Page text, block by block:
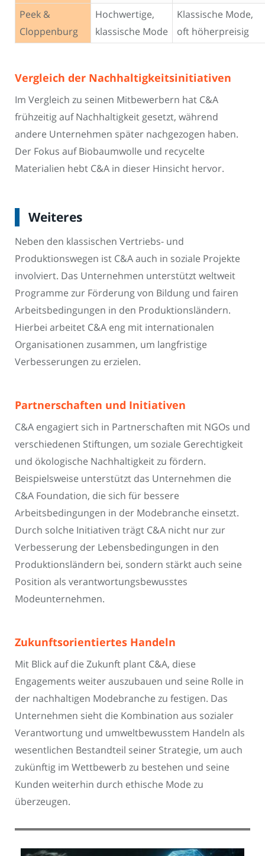
Peek &
Cloppenburg
Hochwertige,
klassische Mode
Klassische Mode,
oft höherpreisig
Vergleich der Nachhaltigkeitsinitiativen
Im Vergleich zu seinen Mitbewerbern hat C&A
frühzeitig auf Nachhaltigkeit gesetzt, während
andere Unternehmen später nachgezogen haben.
Der Fokus auf Biobaumwolle und recycelte
Materialien hebt C&A in dieser Hinsicht hervor.
Weiteres
Neben den klassischen Vertriebs- und
Produktionswegen ist C&A auch in soziale Projekte
involviert. Das Unternehmen unterstützt weltweit
Programme zur Förderung von Bildung und fairen
Arbeitsbedingungen in den Produktionsländern.
Hierbei arbeitet C&A eng mit internationalen
Organisationen zusammen, um langfristige
Verbesserungen zu erzielen.
Partnerschaften und Initiativen
C&A engagiert sich in Partnerschaften mit NGOs und
verschiedenen Stiftungen, um soziale Gerechtigkeit
und ökologische Nachhaltigkeit zu fördern.
Beispielsweise unterstützt das Unternehmen die
C&A Foundation, die sich für bessere
Arbeitsbedingungen in der Modebranche einsetzt.
Durch solche Initiativen trägt C&A nicht nur zur
Verbesserung der Lebensbedingungen in den
Produktionsländern bei, sondern stärkt auch seine
Position als verantwortungsbewusstes
Modeunternehmen.
Zukunftsorientiertes Handeln
Mit Blick auf die Zukunft plant C&A, diese
Engagements weiter auszubauen und seine Rolle in
der nachhaltigen Modebranche zu festigen. Das
Unternehmen sieht die Kombination aus sozialer
Verantwortung und umweltbewusstem Handeln als
wesentlichen Bestandteil seiner Strategie, um auch
zukünftig im Wettbewerb zu bestehen und seine
Kunden weiterhin durch ethische Mode zu
überzeugen.